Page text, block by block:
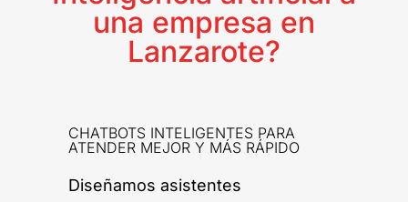
una empresa en
Lanzarote?
CHATBOTS INTELIGENTES PARA
ATENDER MEJOR Y MÁS RÁPIDO
Diseñamos asistentes